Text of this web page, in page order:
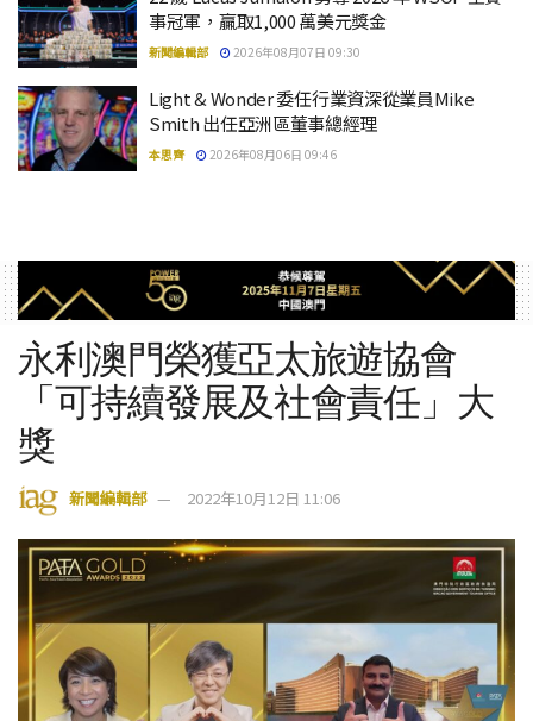
事冠軍，贏取1,000 萬美元獎金
新聞編輯部 2026年08月07日 09:30
Light & Wonder 委任行業資深從業員Mike
Smith 出任亞洲區董事總經理
本思齊 2026年08月06日 09:46
永利澳門榮獲亞太旅遊協會
「可持續發展及社會責任」大
獎
新聞編輯部 2022年10月12日 11:06